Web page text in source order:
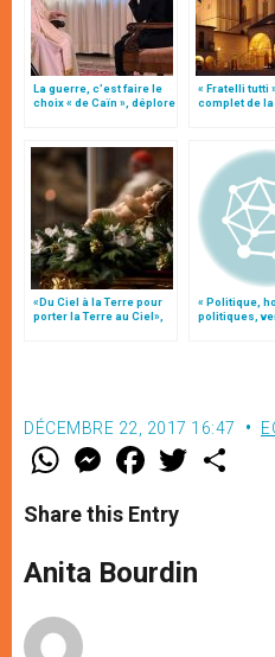
La guerre, c’est faire le
choix « de Caïn », déplore
« Fratelli tutti
complet de la
«Du Ciel à la Terre pour
porter la Terre au Ciel»,
« Politique,
politiques,
DÉCEMBRE 22, 2017 16:47
W
t
s
p
p
M
e
s
e
g
e
F
a
e
b
o
k
w
r
Share this Entry
Anita Bourdin